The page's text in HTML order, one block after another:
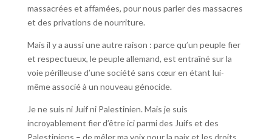
massacrées et affamées, pour nous parler des massacres
et des privations de nourriture.
Mais il y a aussi une autre raison : parce qu’un peuple fier
et respectueux, le peuple allemand, est entraîné sur la
voie périlleuse d’une société sans cœur en étant lui-
même associé à un nouveau génocide.
Je ne suis ni Juif ni Palestinien. Mais je suis
incroyablement fier d’être ici parmi des Juifs et des
Palestiniens – de mêler ma voix pour la paix et les droits